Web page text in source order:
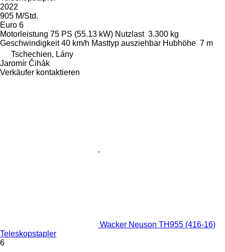
2022
905 M/Std.
Euro 6
Motorleistung 75 PS (55.13 kW) Nutzlast 3.300 kg
Geschwindigkeit 40 km/h Masttyp ausziehbar Hubhöhe 7 m
Tschechien, Lány
Jaromír Čihák
Verkäufer kontaktieren
Wacker Neuson TH955 (416-16)
Teleskopstapler
6